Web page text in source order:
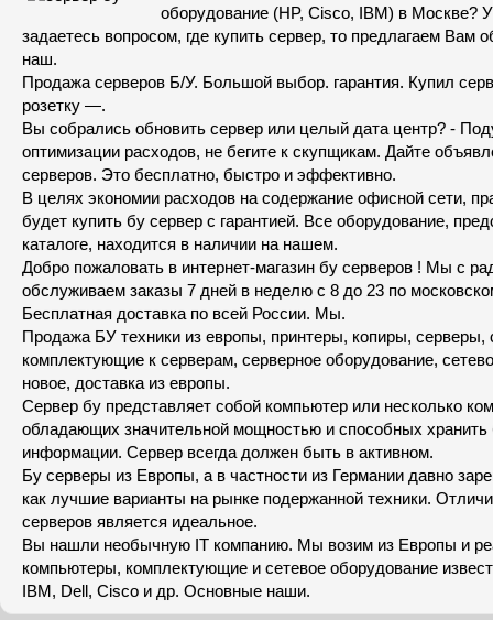
оборудование (HP, Cisco, IBM) в Москве?
задаетесь вопросом, где купить сервер, то предлагаем Вам
наш.
Продажа серверов Б/У. Большой выбор. гарантия. Купил
розетку —.
Вы собрались обновить сервер или целый дата центр? -
оптимизации расходов, не бегите к скупщикам. Дайте
серверов. Это бесплатно, быстро и эффективно.
В целях экономии расходов на содержание офисной сети,
будет купить бу сервер с гарантией. Все оборудование,
каталоге, находится в наличии на нашем.
Добро пожаловать в интернет-магазин бу серверов ! Мы с
обслуживаем заказы 7 дней в неделю с 8 до 23 по
Бесплатная доставка по всей России. Мы.
Продажа БУ техники из европы, принтеры, копиры,
комплектующие к серверам, серверное оборудование,
новое, доставка из европы.
Сервер бу представляет собой компьютер или несколько
обладающих значительной мощностью и способных
информации. Сервер всегда должен быть в активном.
Бу серверы из Европы, а в частности из Германии давно
как лучшие варианты на рынке подержанной техники.
серверов является идеальное.
Вы нашли необычную IT компанию. Мы возим из Европы и
компьютеры, комплектующие и сетевое оборудование
IBM, Dell, Cisco и др. Основные наши.